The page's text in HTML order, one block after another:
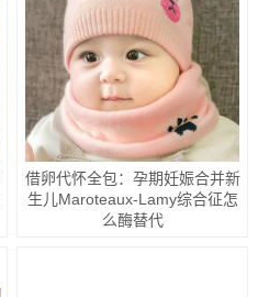
借卵代怀全包：孕期妊娠合并新
生儿Maroteaux-Lamy综合征怎
么酶替代